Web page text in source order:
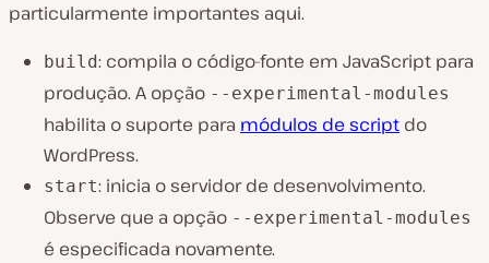
particularmente importantes aqui.
build: compila o código-fonte em JavaScript para
produção. A opção --experimental-modules
habilita o suporte para módulos de script do
WordPress.
start: inicia o servidor de desenvolvimento.
Observe que a opção --experimental-modules
é especificada novamente.